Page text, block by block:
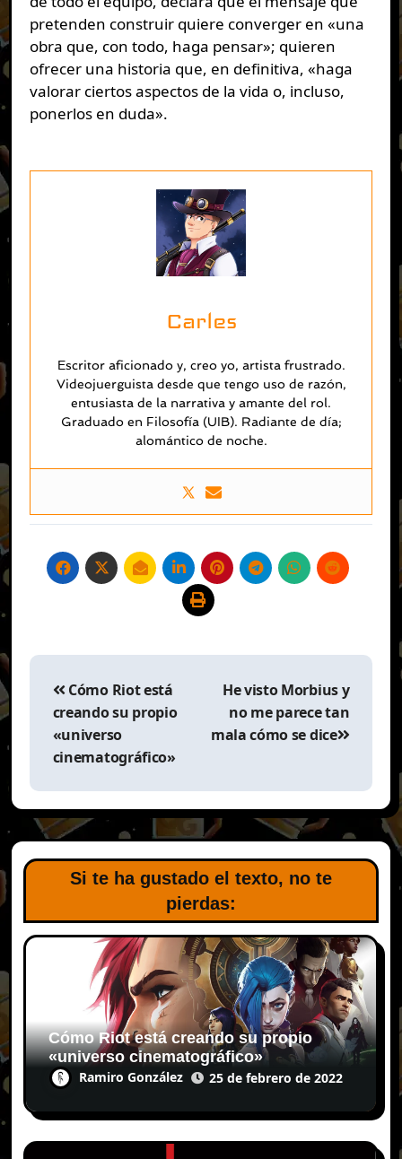
pretenden construir quiere converger en «una
obra que, con todo, haga pensar»; quieren
ofrecer una historia que, en definitiva, «haga
valorar ciertos aspectos de la vida o, incluso,
ponerlos en duda».
Carles
Escritor aficionado y, creo yo, artista frustrado.
Videojuerguista desde que tengo uso de razón,
entusiasta de la narrativa y amante del rol.
Graduado en Filosofía (UIB). Radiante de día;
alomántico de noche.
Navegación
entradas
Cómo Riot está
creando su propio
«universo
cinematográfico»
He visto Morbius y
no me parece tan
mala cómo se dice
Si te ha gustado el texto, no te
pierdas:
Cómo Riot está creando su propio
«universo cinematográfico»
Ramiro González 25 de febrero de 2022